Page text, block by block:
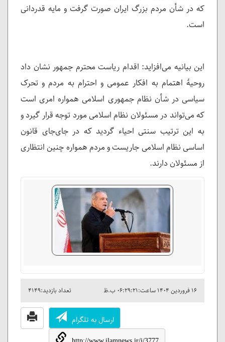
که در شأن مردم بزرگ ایران صورت گرفت و مایه قدردانی
است.
این بیانیه می‌افزاید: اقدام ریاست محترم جمهور نشان داد
روحیۀ اهتمام به افکار عمومی و احترام به مردم و تحرک
سیاسی در شأن نظام جمهوری اسلامی همواره امری است
که می‌تواند در مسئولان نظام اسلامی مورد توجه قرار گیرد و
به این ترتیب سنتی احیاء گردید که در جای‌جای قانون
اساسی نظام اسلامی جاریست و مردم همواره چنین انتظاری
از مسئولان دارند.
۱۶ فروردين ۱۴۰۴ ساعت:۰۶:۲۹:۲۱ ب.ظ تعداد بازدید:۴۱۴۹
ارسال به تلگرام
http://www.ilamnews.ir/i/3777